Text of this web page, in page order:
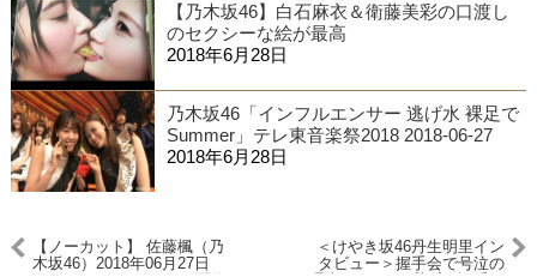
【乃木坂46】白石麻衣＆衛藤美彩の口渡し
のセクシーな絵が最高
2018年6月28日
乃木坂46「インフルエンサー 逃げ水 裸足で
Summer」テレ東音楽祭2018 2018-06-27
2018年6月28日
【ノーカット】 佐藤楓（乃
木坂46）2018年06月27日
＜けやき坂46丹生明里イン
タビュー＞握手会で号泣の